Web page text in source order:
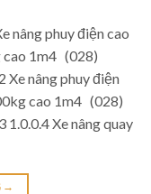
nâng phuy điện cao
cao 1m4 (028)
Xe nâng phuy điện
cao 1m4 (028)
Xe nâng quay
→